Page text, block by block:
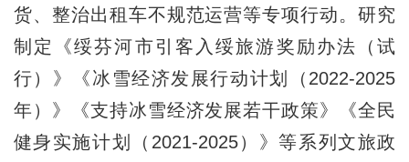
货、整治出租车不规范运营等专项行动。研究
制定《绥芬河市引客入绥旅游奖励办法（试
行）》《冰雪经济发展行动计划（2022-2025
年）》《支持冰雪经济发展若干政策》《全民
健身实施计划（2021-2025）》等系列文旅政